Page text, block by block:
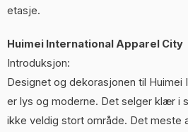
etasje.
Huimei International Apparel City
Introduksjon:
Designet og dekorasjonen til Huimei
er lys og moderne. Det selger klær i
ikke veldig stort område. Det meste